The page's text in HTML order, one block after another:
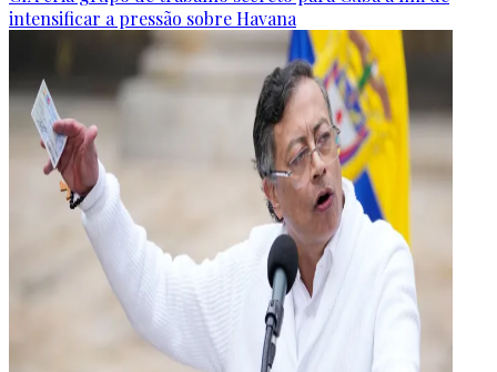
intensificar a pressão sobre Havana